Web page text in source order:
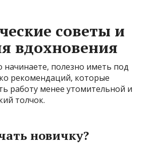
советы и
вдохновения
начинаете, полезно иметь под
рекомендаций, которые
работу менее утомительной и
толчок.
новичку?